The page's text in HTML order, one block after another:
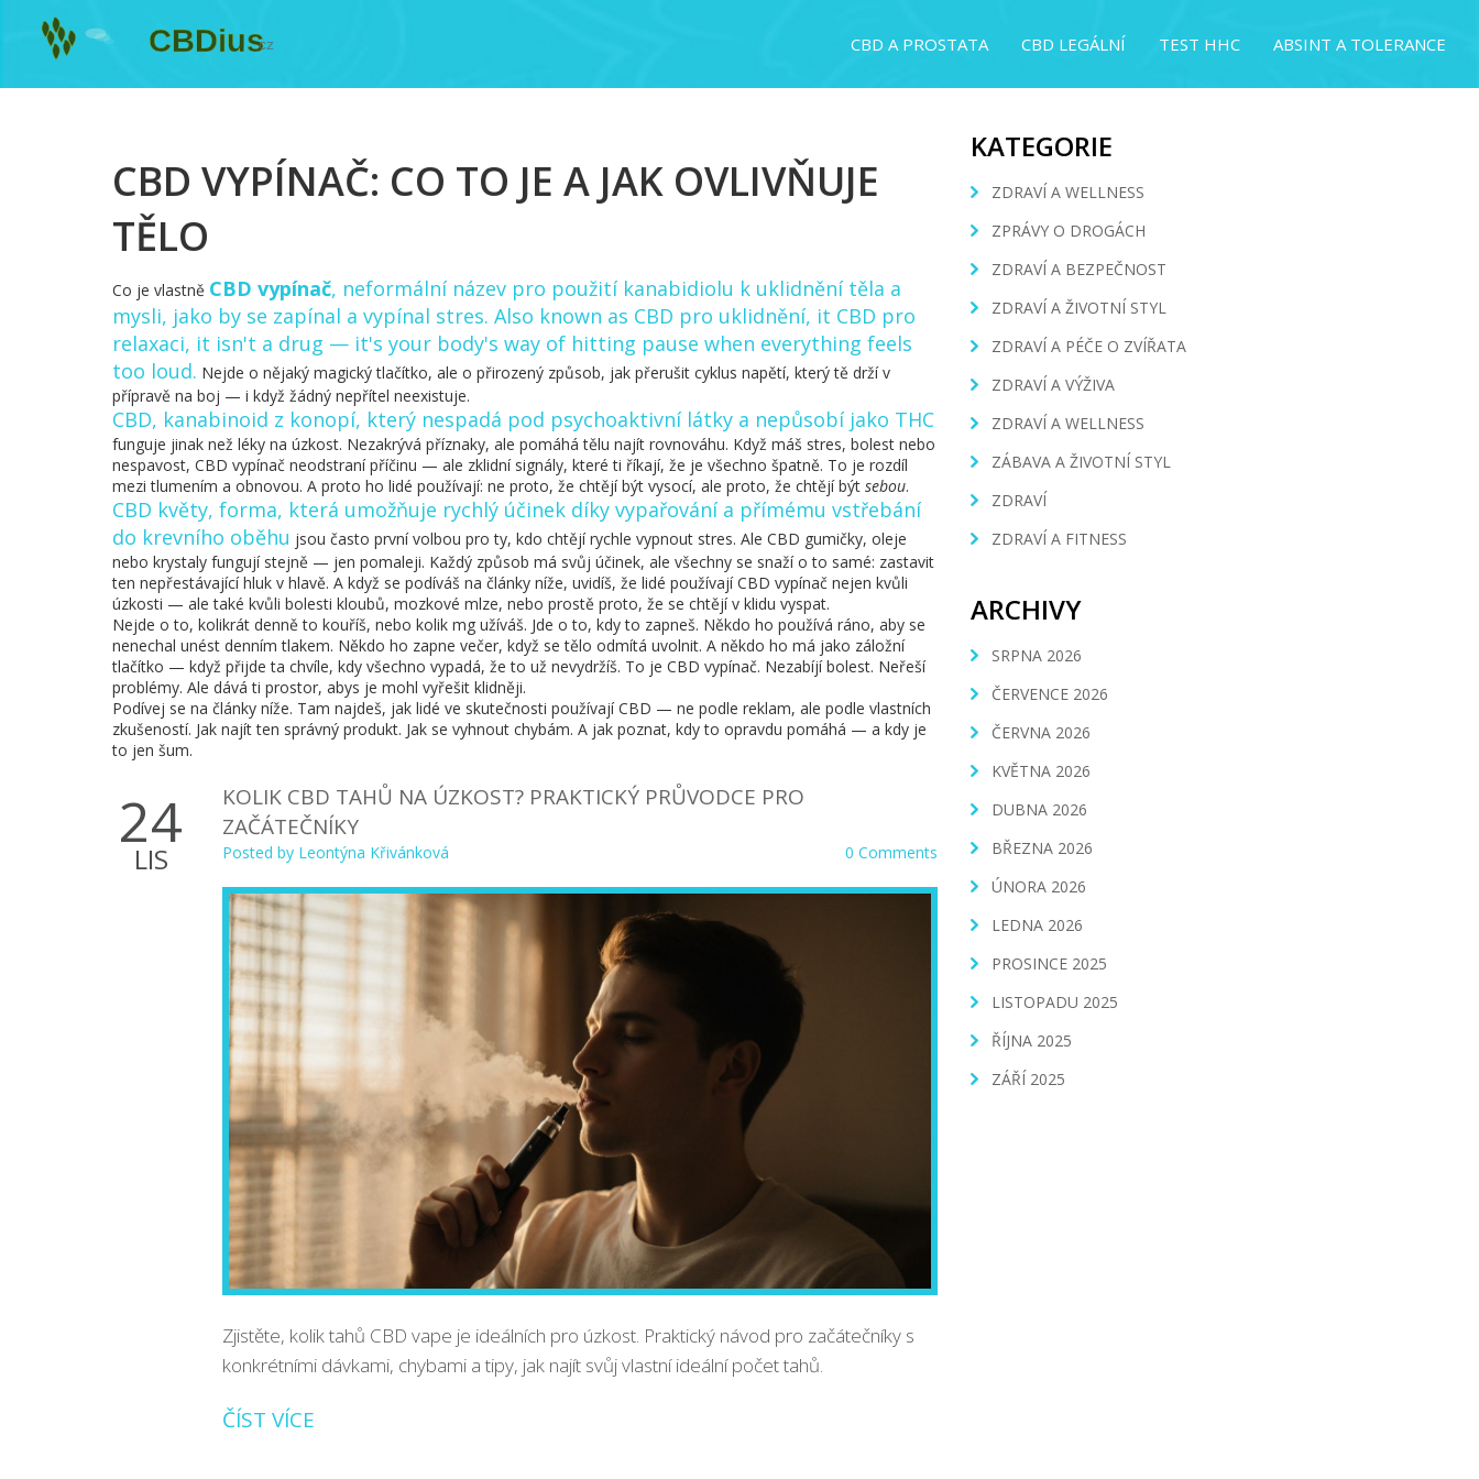
CBD A PROSTATA CBD LEGÁLNÍ TEST HHC ABSINT A TOLERANCE
CBD VYPÍNAČ: CO TO JE A JAK OVLIVŇUJE
TĚLO
Co je vlastně CBD vypínač, neformální název pro použití kanabidiolu k uklidnění těla a
mysli, jako by se zapínal a vypínal stres. Also known as CBD pro uklidnění, it CBD pro
relaxaci, it isn't a drug — it's your body's way of hitting pause when everything feels
too loud. Nejde o nějaký magický tlačítko, ale o přirozený způsob, jak přerušit cyklus napětí, který tě drží v
přípravě na boj — i když žádný nepřítel neexistuje.
CBD, kanabinoid z konopí, který nespadá pod psychoaktivní látky a nepůsobí jako THC
funguje jinak než léky na úzkost. Nezakrývá příznaky, ale pomáhá tělu najít rovnováhu. Když máš stres, bolest nebo
nespavost, CBD vypínač neodstraní příčinu — ale zklidní signály, které ti říkají, že je všechno špatně. To je rozdíl
mezi tlumením a obnovou. A proto ho lidé používají: ne proto, že chtějí být vysocí, ale proto, že chtějí být sebou.
CBD květy, forma, která umožňuje rychlý účinek díky vypařování a přímému vstřebání
do krevního oběhu jsou často první volbou pro ty, kdo chtějí rychle vypnout stres. Ale CBD gumičky, oleje
nebo krystaly fungují stejně — jen pomaleji. Každý způsob má svůj účinek, ale všechny se snaží o to samé: zastavit
ten nepřestávající hluk v hlavě. A když se podíváš na články níže, uvidíš, že lidé používají CBD vypínač nejen kvůli
úzkosti — ale také kvůli bolesti kloubů, mozkové mlze, nebo prostě proto, že se chtějí v klidu vyspat.
Nejde o to, kolikrát denně to kouříš, nebo kolik mg užíváš. Jde o to, kdy to zapneš. Někdo ho používá ráno, aby se
nenechal unést denním tlakem. Někdo ho zapne večer, když se tělo odmítá uvolnit. A někdo ho má jako záložní
tlačítko — když přijde ta chvíle, kdy všechno vypadá, že to už nevydržíš. To je CBD vypínač. Nezabíjí bolest. Neřeší
problémy. Ale dává ti prostor, abys je mohl vyřešit klidněji.
Podívej se na články níže. Tam najdeš, jak lidé ve skutečnosti používají CBD — ne podle reklam, ale podle vlastních
zkušeností. Jak najít ten správný produkt. Jak se vyhnout chybám. A jak poznat, kdy to opravdu pomáhá — a kdy je
to jen šum.
24
LIS
KOLIK CBD TAHŮ NA ÚZKOST? PRAKTICKÝ PRŮVODCE PRO
ZAČÁTEČNÍKY
Posted by Leontýna Křivánková 0 Comments
Zjistěte, kolik tahů CBD vape je ideálních pro úzkost. Praktický návod pro začátečníky s
konkrétními dávkami, chybami a tipy, jak najít svůj vlastní ideální počet tahů.
ČÍST VÍCE
KATEGORIE
ZDRAVÍ A WELLNESS
ZPRÁVY O DROGÁCH
ZDRAVÍ A BEZPEČNOST
ZDRAVÍ A ŽIVOTNÍ STYL
ZDRAVÍ A PÉČE O ZVÍŘATA
ZDRAVÍ A VÝŽIVA
ZDRAVÍ A WELLNESS
ZÁBAVA A ŽIVOTNÍ STYL
ZDRAVÍ
ZDRAVÍ A FITNESS
ARCHIVY
SRPNA 2026
ČERVENCE 2026
ČERVNA 2026
KVĚTNA 2026
DUBNA 2026
BŘEZNA 2026
ÚNORA 2026
LEDNA 2026
PROSINCE 2025
LISTOPADU 2025
ŘÍJNA 2025
ZÁŘÍ 2025